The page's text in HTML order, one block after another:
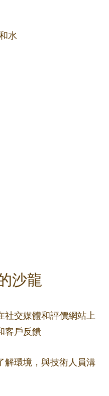
水
沙龍
社交媒體和評價網站上
客戶反饋
解環境，與技術人員溝